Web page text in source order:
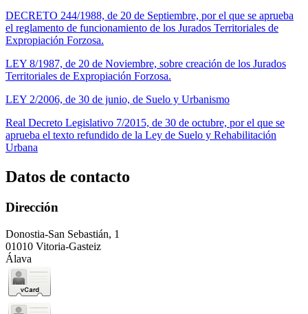
DECRETO 244/1988, de 20 de Septiembre, por el que se aprueba
el reglamento de funcionamiento de los Jurados Territoriales de
Expropiación Forzosa.
LEY 8/1987, de 20 de Noviembre, sobre creación de los Jurados
Territoriales de Expropiación Forzosa.
LEY 2/2006, de 30 de junio, de Suelo y Urbanismo
Real Decreto Legislativo 7/2015, de 30 de octubre, por el que se
aprueba el texto refundido de la Ley de Suelo y Rehabilitación
Urbana
Datos de contacto
Dirección
Donostia-San Sebastián, 1
01010 Vitoria-Gasteiz
Álava